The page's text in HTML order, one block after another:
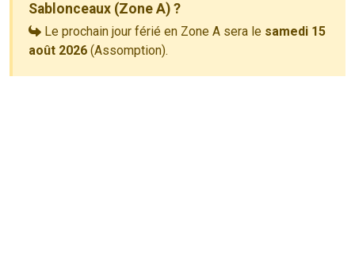
Sablonceaux (Zone A) ?
Le prochain jour férié en Zone A sera le samedi 15
août 2026 (Assomption).